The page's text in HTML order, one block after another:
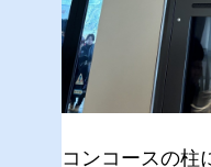
コンコースの柱